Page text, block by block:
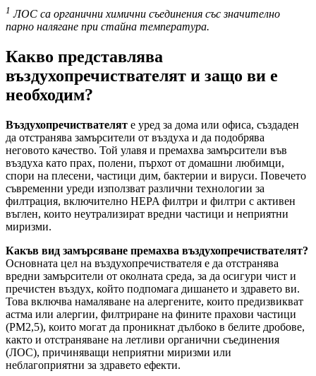
1 ЛОС са органични химични съединения със значително
парно налягане при стайна температура.
Какво представлява
въздухопречиствателят и защо ви е
необходим?
Въздухопречиствателят е уред за дома или офиса, създаден
да отстранява замърсители от въздуха и да подобрява
неговото качество. Той улавя и премахва замърсители във
въздуха като прах, полени, пърхот от домашни любимци,
спори на плесени, частици дим, бактерии и вируси. Повечето
съвременни уреди използват различни технологии за
филтрация, включително HEPA филтри и филтри с активен
въглен, които неутрализират вредни частици и неприятни
миризми.
Какъв вид замърсяване премахва въздухопречиствателят?
Основната цел на въздухопречиствателя е да отстранява
вредни замърсители от околната среда, за да осигури чист и
пречистен въздух, който подпомага дишането и здравето ви.
Това включва намаляване на алергените, които предизвикват
астма или алергии, филтриране на фините прахови частици
(PM2,5), които могат да проникнат дълбоко в белите дробове,
както и отстраняване на летливи органични съединения
(ЛОС), причиняващи неприятни миризми или
неблагоприятни за здравето ефекти.